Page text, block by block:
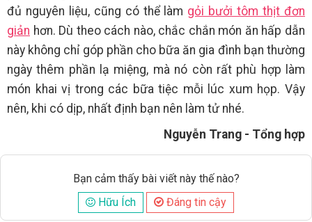
đủ nguyên liệu, cũng có thể làm gỏi bưởi tôm thịt đơn
giản hơn. Dù theo cách nào, chắc chắn món ăn hấp dẫn
này không chỉ góp phần cho bữa ăn gia đình bạn thường
ngày thêm phần lạ miệng, mà nó còn rất phù hợp làm
món khai vị trong các bữa tiệc mỗi lúc xum họp. Vậy
nên, khi có dịp, nhất định bạn nên làm tử nhé.
Nguyễn Trang - Tổng hợp
Bạn cảm thấy bài viết này thế nào?
Hữu Ích
Đáng tin cậy